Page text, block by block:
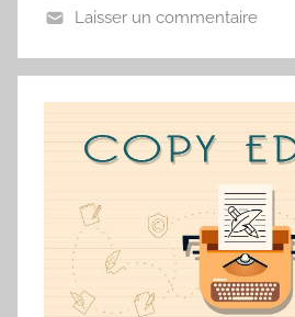
Laisser un commentaire